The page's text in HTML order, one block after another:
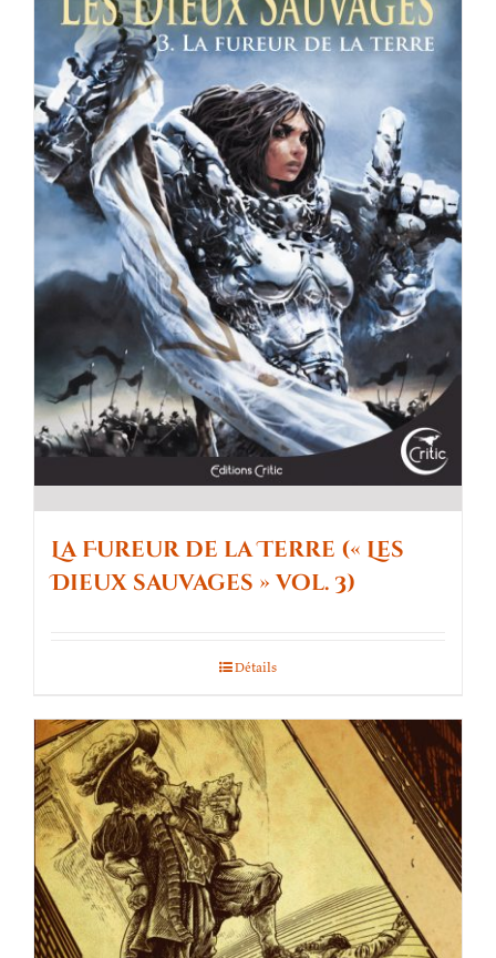
La Fureur de la Terre (« Les
Dieux sauvages » vol. 3)
Détails